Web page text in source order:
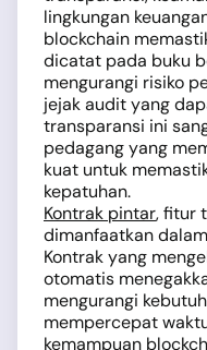
lingkungan
blockchain
dicatat pada buku
mengurangi risiko
jejak audit yang
transparansi ini
pedagang yang
kuat untuk
kepatuhan.
Kontrak pintar, fitur
dimanfaatkan
Kontrak yang
otomatis
mengurangi
mempercepat
kemampuan